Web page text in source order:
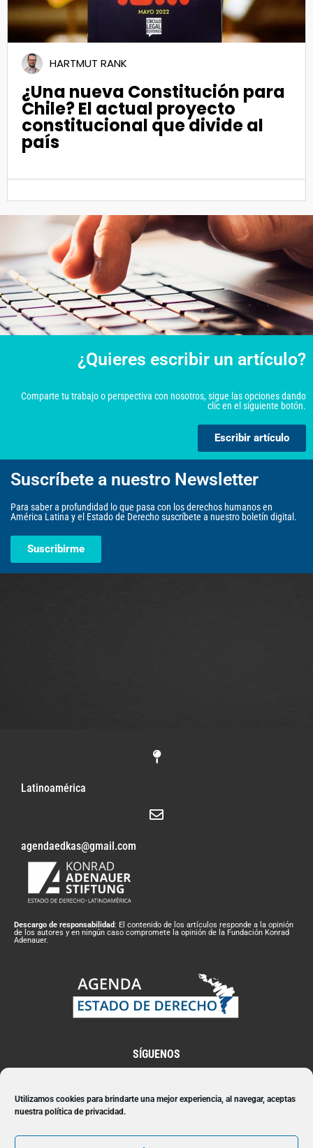
Utilizamos cookies para brindarte una mejor experiencia, al navegar, aceptas
nuestra política de privacidad.
HARTMUT RANK
¿Una nueva Constitución para
Chile? El actual proyecto
constitucional que divide al
país
¿Quieres escribir un artículo?
Comparte tu trabajo o perspectiva con nosotros, sigue las opciones dando
clic en el siguiente botón.
Escribir artículo
Suscríbete a nuestro Newsletter
Para saber a profundidad lo que pasa con los derechos humanos en
América Latina y el Estado de Derecho suscríbete a nuestro boletín digital.
Suscribirme
Latinoamérica
agendaedkas@gmail.com
Descargo de responsabilidad: El contenido de los artículos responde a la opinión
de los autores y en ningún caso compromete la opinión de la Fundación Konrad
Adenauer.
SÍGUENOS